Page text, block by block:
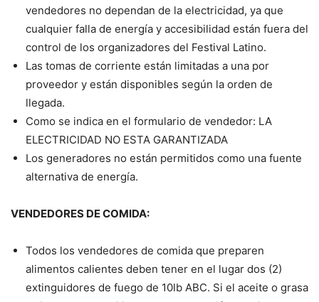
vendedores no dependan de la electricidad, ya que
cualquier falla de energía y accesibilidad están fuera del
control de los organizadores del Festival Latino.
Las tomas de corriente están limitadas a una por
proveedor y están disponibles según la orden de
llegada.
Como se indica en el formulario de vendedor: LA
ELECTRICIDAD NO ESTA GARANTIZADA
Los generadores no están permitidos como una fuente
alternativa de energía.
VENDEDORES DE COMIDA:
Todos los vendedores de comida que preparen
alimentos calientes deben tener en el lugar dos (2)
extinguidores de fuego de 10lb ABC. Si el aceite o grasa